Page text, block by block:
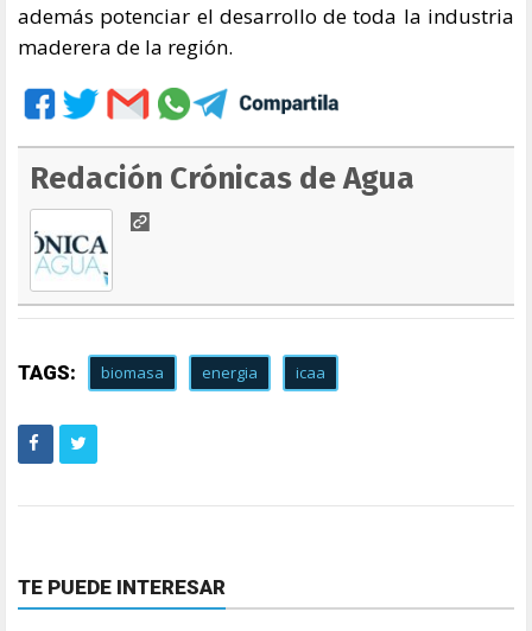
además potenciar el desarrollo de toda la industria
maderera de la región.
Redación Crónicas de Agua
TAGS: biomasa energia icaa
TE PUEDE INTERESAR